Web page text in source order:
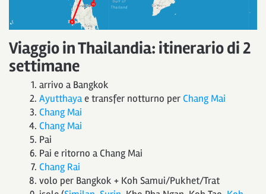
Viaggio in Thailandia: itinerario di 2
settimane
arrivo a Bangkok
Ayutthayae transfer notturno per Chang Mai
Chang Mai
Chang Mai
Pai
Pai e ritorno a Chang Mai
Chang Rai
volo per Bangkok + Koh Samui/Pukhet/Trat